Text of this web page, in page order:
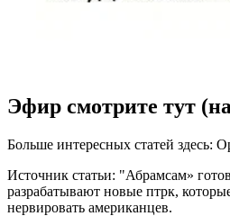
Эфир смотрите тут
Больше интересных статей здесь:
Источник статьи: "Абрамсам»
разрабатывают новые птрк,
нервировать американцев.